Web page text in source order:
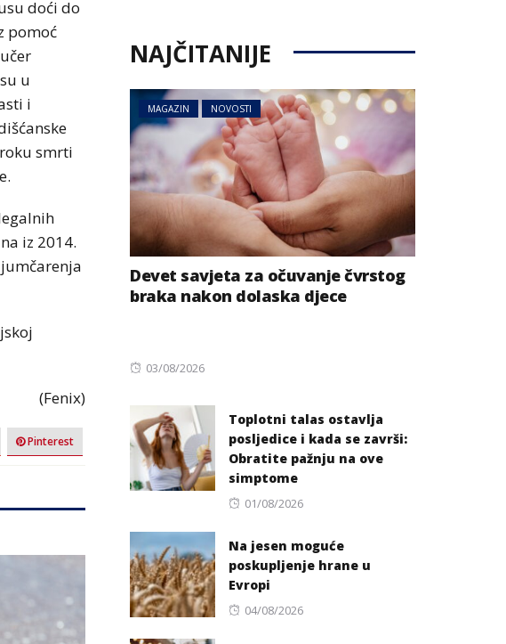
doći do
pomoć
u
i
smrti
iz 2014.
(Fenix)
Pinterest
NAJČITANIJE
MAGAZIN NOVOSTI
Devet savjeta za očuvanje čvrstog
braka nakon dolaska djece
Posted
03/08/2026
Toplotni talas ostavlja
posljedice i kada se završi:
Obratite pažnju na ove
simptome
Posted
01/08/2026
Na jesen moguće
poskupljenje hrane u
Evropi
Posted
04/08/2026